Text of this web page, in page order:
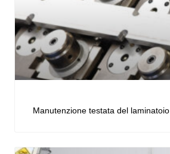
Manutenzione testata del laminatoio